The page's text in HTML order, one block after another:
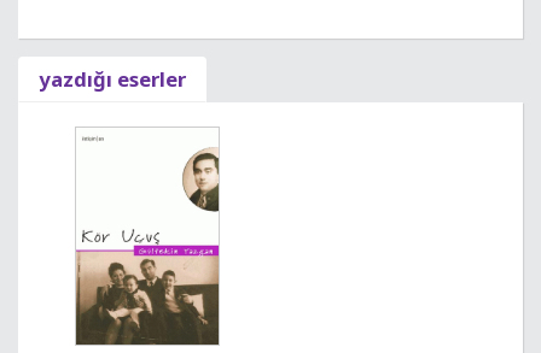
yazdığı eserler